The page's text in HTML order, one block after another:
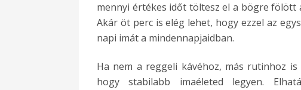
mennyi értékes időt töltesz el a bögre
Akár öt perc is elég lehet, hogy ezzel az
napi imát a mindennapjaidban.
Ha nem a reggeli kávéhoz, más rutinhoz
hogy stabilabb imaéleted legyen.